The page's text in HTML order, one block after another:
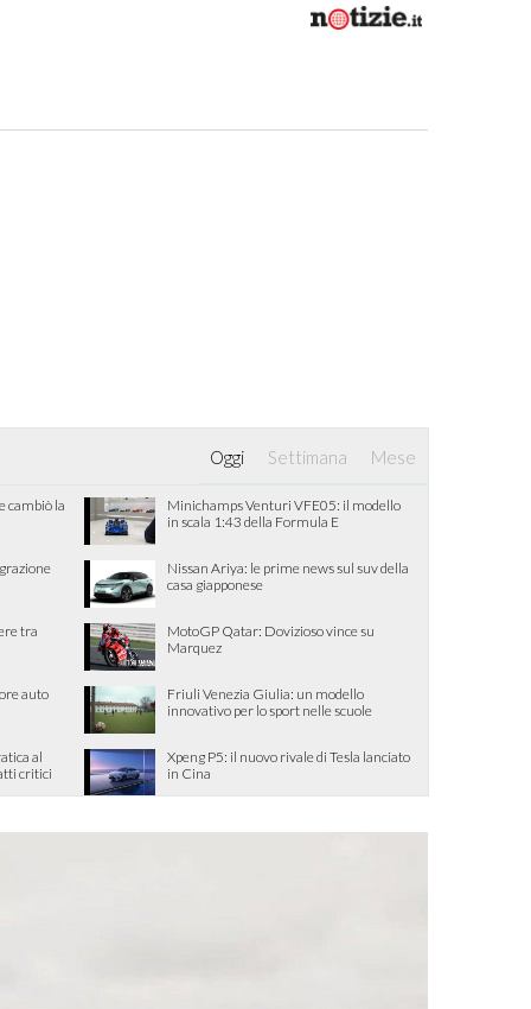
Oggi Settimana Mese
cambiò la
Minichamps Venturi VFE05: il modello
in scala 1:43 della Formula E
Nissan Ariya: le prime news sul suv della
casa giapponese
tra
MotoGP Qatar: Dovizioso vince su
Marquez
auto
Friuli Venezia Giulia: un modello
innovativo per lo sport nelle scuole
al
critici
Xpeng P5: il nuovo rivale di Tesla lanciato
in Cina